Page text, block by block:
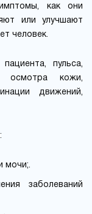
как они
или улучшают
человек.
пульса,
осмотра кожи,
движений,
мочи;.
заболеваний